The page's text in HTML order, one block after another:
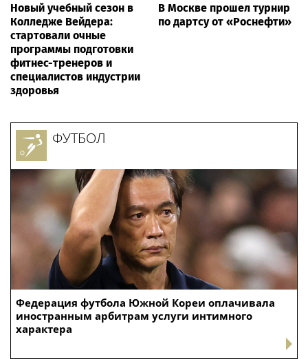
Новый учебный сезон в
Колледже Вейдера:
стартовали очные
программы подготовки
фитнес-тренеров и
специалистов индустрии
здоровья
В Москве прошел турнир
по дартсу от «Роснефти»
Федерация футбола Южной Кореи оплачивала
иностранным арбитрам услуги интимного
характера
ФУТБОЛ